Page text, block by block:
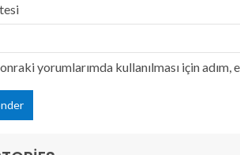
yorumlarımda kullanılması için